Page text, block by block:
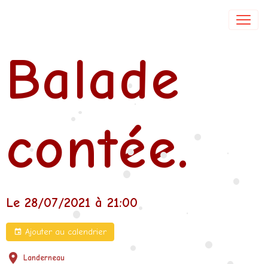
Balade
contée.
Le 28/07/2021 à 21:00
Ajouter au calendrier
Landerneau
•
•
•
•
•
•
•